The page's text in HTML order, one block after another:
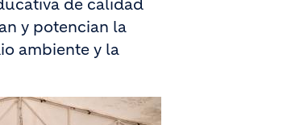
de calidad
y potencian la
ambiente y la